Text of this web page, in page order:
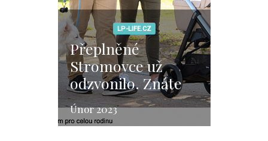
LP-LIFE.CZ
Přeplněné
Stromovce už
odzvonilo. Znáte
tenhle opomíjený
park v Libni?
Únor 2023